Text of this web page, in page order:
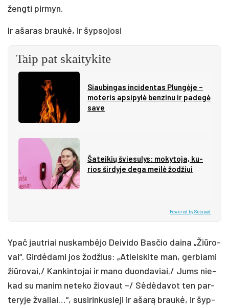
ženg­ti pir­myn.
Ir aša­ras brau­kė, ir šyp­so­jo­si
Taip pat skaitykite
Siau­bin­gas in­ci­den­tas Plun­gė­je –
mo­te­ris ap­si­py­lė ben­zi­nu ir pa­de­gė
sa­ve
Ša­tei­kių švie­su­lys: mo­ky­to­ja, ku­
rios šir­dy­je de­ga mei­lė žo­džiui
Powered by Setupad
Ypač jaut­riai nu­skam­bė­jo Dei­vi­do Bas­čio dai­na „Žiū­ro­
vai“. Gir­dė­da­mi jos žo­džius: „At­leis­ki­te man, ger­bia­mi
žiū­ro­vai,/ Kan­kin­to­jai ir ma­no duon­da­viai./ Jums nie­
kad su ma­nim ne­te­ko žio­vaut –/ Sė­dė­da­vot ten par­
te­ry­je žva­liai…“, su­si­rin­ku­sie­ji ir aša­rą brau­kė, ir šyp­